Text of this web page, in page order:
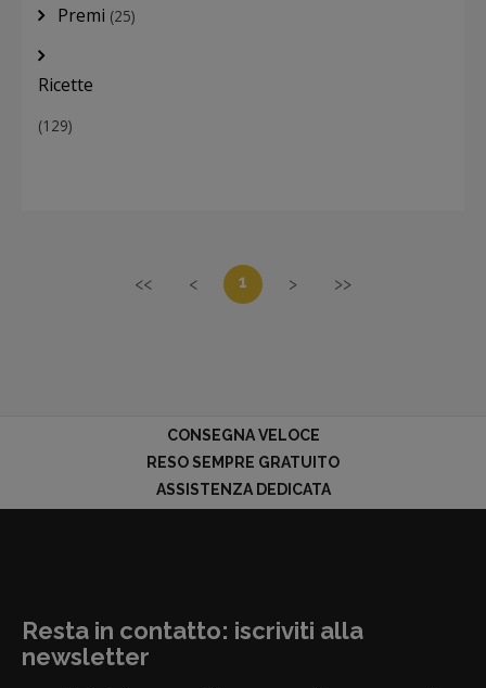
Premi (25)
Ricette
(129)
<< < 1 > >>
CONSEGNA VELOCE
RESO SEMPRE GRATUITO
ASSISTENZA DEDICATA
Resta in contatto: iscriviti alla
newsletter